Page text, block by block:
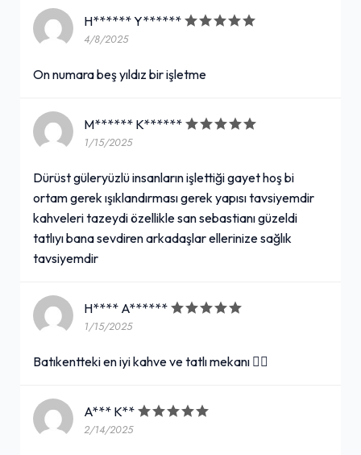
H****** Y******
4/8/2025
On numara beş yıldız bir işletme
M****** K******
1/15/2025
Dürüst güleryüzlü insanların işlettiği gayet hoş bi
ortam gerek ışıklandırması gerek yapısı tavsiyemdir
kahveleri tazeydi özellikle san sebastianı güzeldi
tatlıyı bana sevdiren arkadaşlar ellerinize sağlık
tavsiyemdir
H**** A******
1/15/2025
Batıkentteki en iyi kahve ve tatlı mekanı 👍🏻
A*** K**
2/14/2025